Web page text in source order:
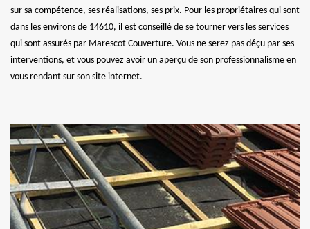
sur sa compétence, ses réalisations, ses prix. Pour les propriétaires qui sont
dans les environs de 14610, il est conseillé de se tourner vers les services
qui sont assurés par Marescot Couverture. Vous ne serez pas déçu par ses
interventions, et vous pouvez avoir un aperçu de son professionnalisme en
vous rendant sur son site internet.